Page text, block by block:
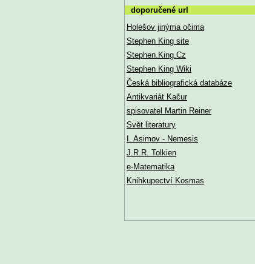
doporučené url
Holešov jinýma očima
Stephen King site
Stephen.King.Cz
Stephen King Wiki
Česká bibliografická databáze
Antikvariát Kačur
spisovatel Martin Reiner
Svět literatury
I. Asimov - Nemesis
J.R.R. Tolkien
e-Matematika
Knihkupectví Kosmas